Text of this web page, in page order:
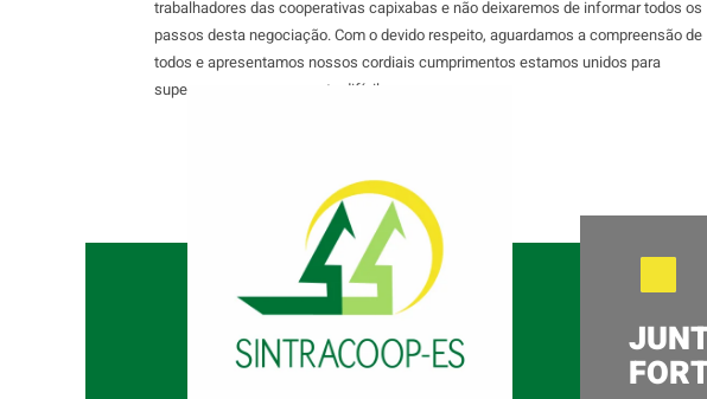
trabalhadores das cooperativas capixabas e não deixaremos de informar todos os
passos desta negociação. Com o devido respeito, aguardamos a compreensão de
todos e apresentamos nossos cordiais cumprimentos estamos unidos para
superarmos esse momento difícil.